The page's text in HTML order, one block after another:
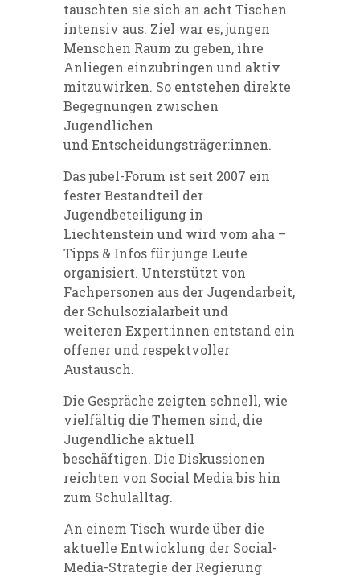
tauschten sie sich an acht Tischen
intensiv aus. Ziel war es, jungen
Menschen Raum zu geben, ihre
Anliegen einzubringen und aktiv
mitzuwirken. So entstehen direkte
Begegnungen zwischen
Jugendlichen
und Entscheidungsträger:innen.
Das jubel-Forum ist seit 2007 ein
fester Bestandteil der
Jugendbeteiligung in
Liechtenstein und wird vom aha –
Tipps & Infos für junge Leute
organisiert. Unterstützt von
Fachpersonen aus der Jugendarbeit,
der Schulsozialarbeit und
weiteren Expert:innen entstand ein
offener und respektvoller
Austausch.
Die Gespräche zeigten schnell, wie
vielfältig die Themen sind, die
Jugendliche aktuell
beschäftigen. Die Diskussionen
reichten von Social Media bis hin
zum Schulalltag.
An einem Tisch wurde über die
aktuelle Entwicklung der Social-
Media-Strategie der Regierung